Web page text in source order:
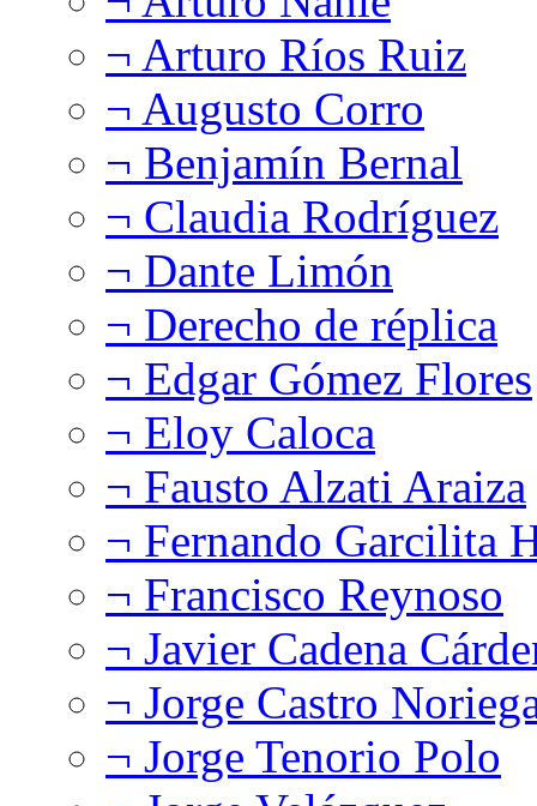
¬ Arturo Ríos Ruiz
¬ Augusto Corro
¬ Benjamín Bernal
¬ Claudia Rodríguez
¬ Dante Limón
¬ Derecho de réplica
¬ Edgar Gómez Flores
¬ Eloy Caloca
¬ Fausto Alzati Araiza
¬ Fernando Garcilita
¬ Francisco Reynoso
¬ Javier Cadena
¬ Jorge Castro
¬ Jorge Tenorio Polo